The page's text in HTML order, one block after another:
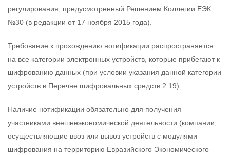
регулирования, предусмотренный Решением Коллегии ЕЭК
№30 (в редакции от 17 ноября 2015 года).
Требование к прохождению нотификации распространяется
на все категории электронных устройств, которые прибегают к
шифрованию данных (при условии указания данной категории
устройств в Перечне шифровальных средств 2.19).
Наличие нотификации обязательно для получения
участниками внешнеэкономической деятельности (компании,
осуществляющие ввоз или вывоз устройств с модулями
шифрования на территорию Евразийского Экономического